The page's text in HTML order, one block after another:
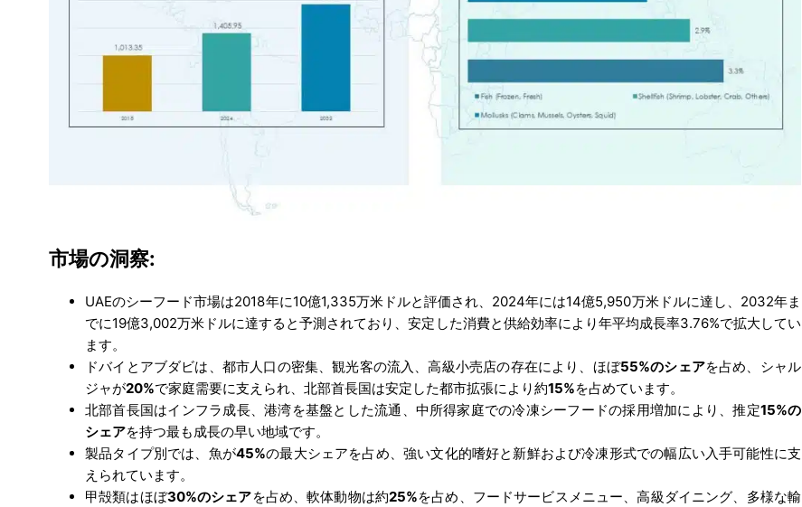
市場の洞察:
UAEのシーフード市場は2018年に10億1,335万米ドルと評価され、2024年には14億5,950万米ドルに達し、2032年ま
でに19億3,002万米ドルに達すると予測されており、安定した消費と供給効率により年平均成長率3.76%で拡大してい
ます。
ドバイとアブダビは、都市人口の密集、観光客の流入、高級小売店の存在により、ほぼ55%のシェアを占め、シャル
ジャが20%で家庭需要に支えられ、北部首長国は安定した都市拡張により約15%を占めています。
北部首長国はインフラ成長、港湾を基盤とした流通、中所得家庭での冷凍シーフードの採用増加により、推定15%の
シェアを持つ最も成長の早い地域です。
製品タイプ別では、魚が45%の最大シェアを占め、強い文化的嗜好と新鮮および冷凍形式での幅広い入手可能性に支
えられています。
甲殻類はほぼ30%のシェアを占め、軟体動物は約25%を占め、フードサービスメニュー、高級ダイニング、多様な輸